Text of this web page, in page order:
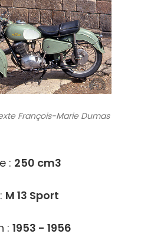
François-Marie Dumas
: 250 cm3
M 13 Sport
: 1953 - 1956